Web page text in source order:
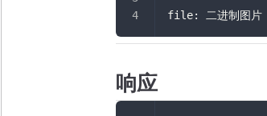
file: 二进制图片
响应